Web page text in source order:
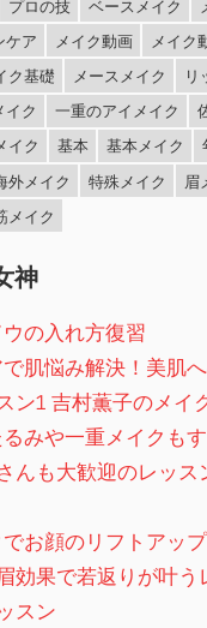
プロの技 ベースメイク
ケア
メイク動画
メイク
ク基礎 メースメイク
リ
イク
一重のアイメイク
イク 基本 基本メイク
外メイク 特殊メイク 眉
メイク
神
の入れ方復習
で肌悩み解決！美肌
ン1 吉村薫子のメイ
みや一重メイクも
んも大歓迎のレッス
お顔のリフトアップ
効果で若返りが叶う
スン